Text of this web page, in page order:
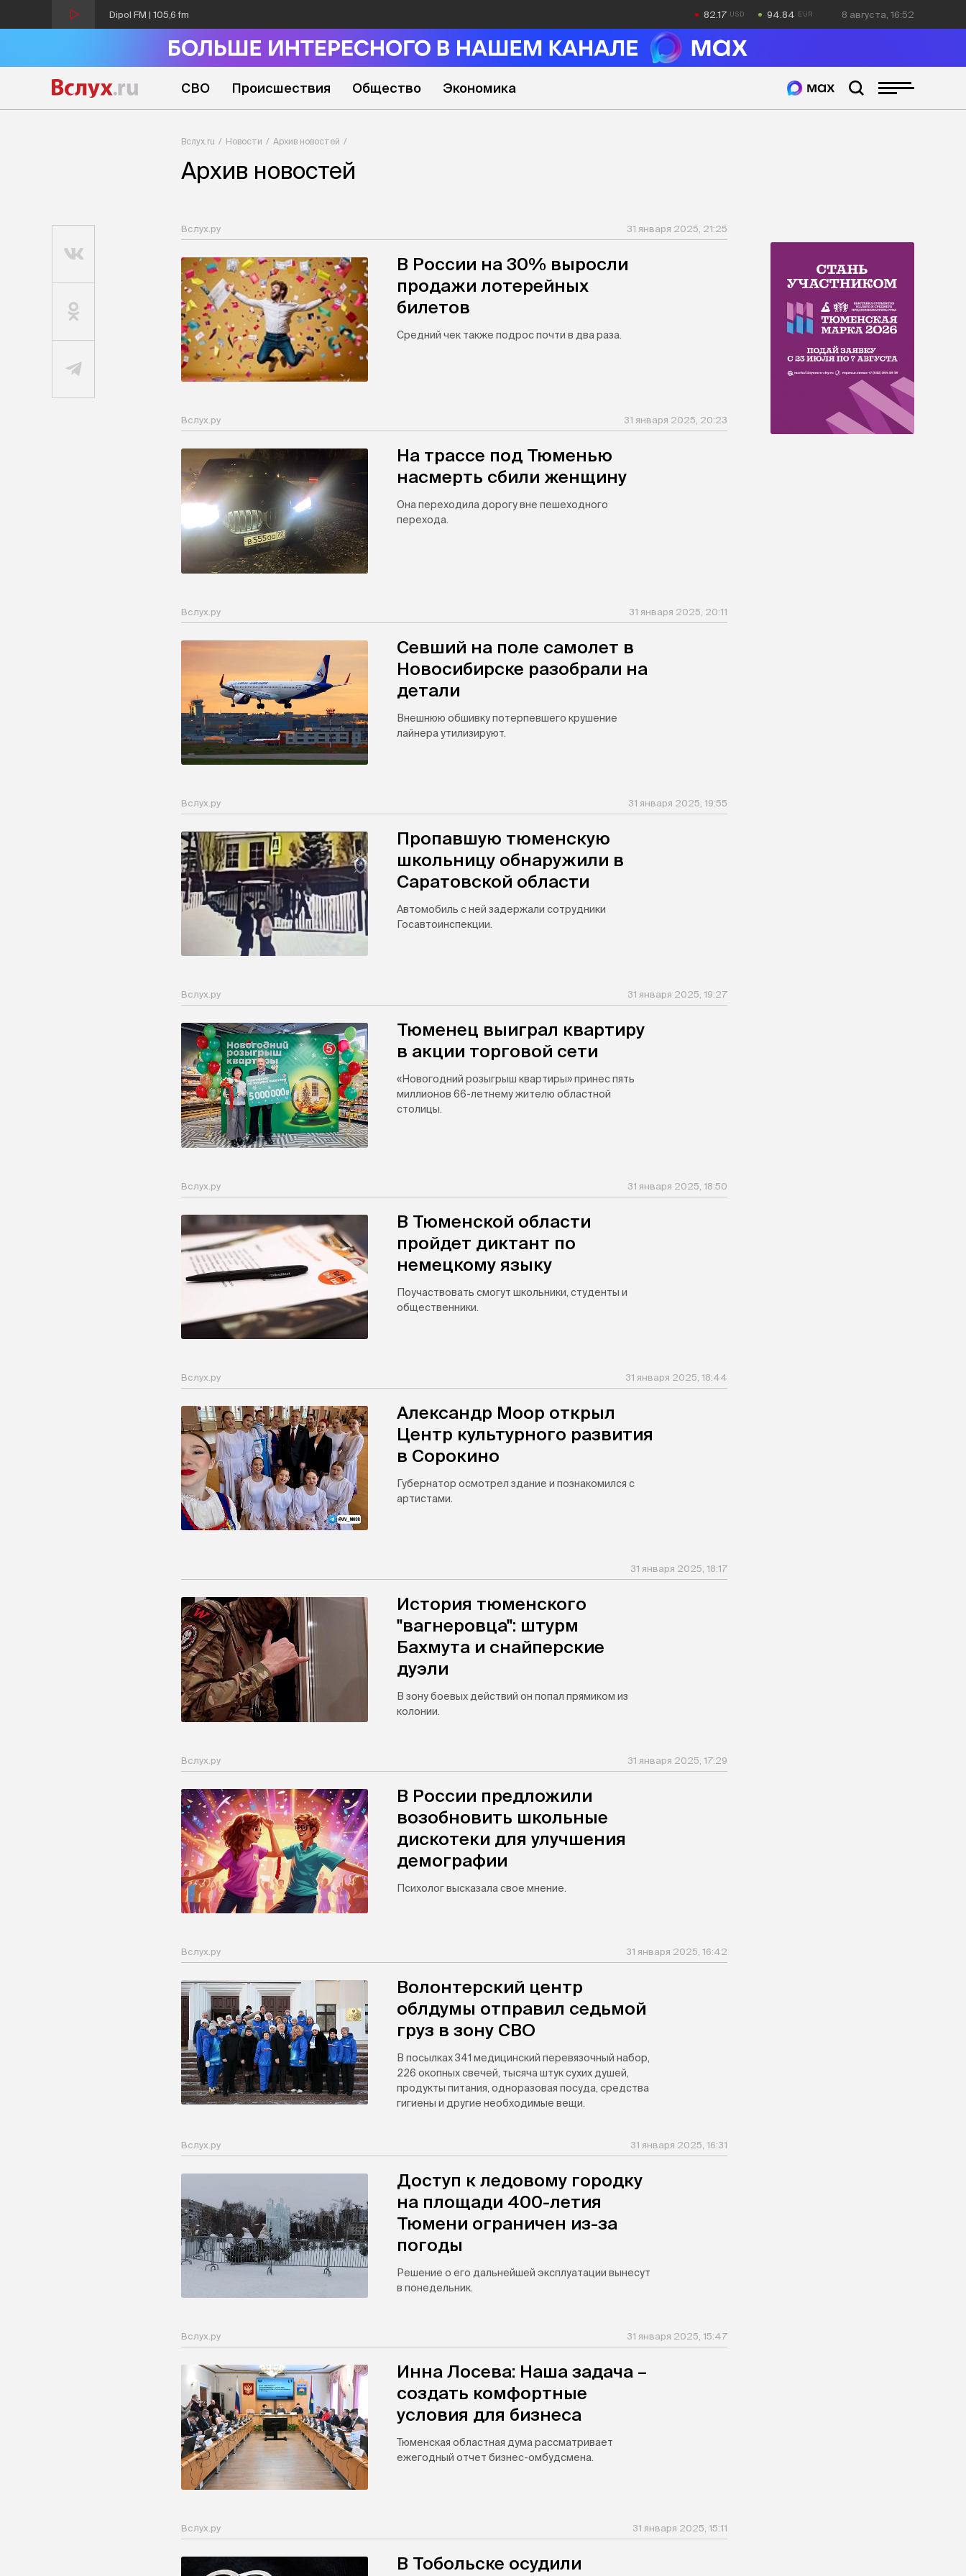
Dipol FM | 105,6 fm 82.17 94.84 8 августа, 16:52
СВО Происшествия Общество Экономика
Вслух.ru Новости Архив новостей
Архив новостей
Вслух.ру 31 января 2025, 21:25
В России на 30% выросли
продажи лотерейных
билетов
Средний чек также подрос почти в два раза.
Вслух.ру 31 января 2025, 20:23
На трассе под Тюменью
насмерть сбили женщину
Она переходила дорогу вне пешеходного
перехода.
Вслух.ру 31 января 2025, 20:11
Севший на поле самолет в
Новосибирске разобрали на
детали
Внешнюю обшивку потерпевшего крушение
лайнера утилизируют.
Вслух.ру 31 января 2025, 19:55
Пропавшую тюменскую
школьницу обнаружили в
Саратовской области
Автомобиль с ней задержали сотрудники
Госавтоинспекции.
Вслух.ру 31 января 2025, 19:27
Тюменец выиграл квартиру
в акции торговой сети
«Новогодний розыгрыш квартиры» принес пять
миллионов 66-летнему жителю областной
столицы.
Вслух.ру 31 января 2025, 18:50
В Тюменской области
пройдет диктант по
немецкому языку
Поучаствовать смогут школьники, студенты и
общественники.
Вслух.ру 31 января 2025, 18:44
Александр Моор открыл
Центр культурного развития
в Сорокино
Губернатор осмотрел здание и познакомился с
артистами.
31 января 2025, 18:17
История тюменского
"вагнеровца": штурм
Бахмута и снайперские
дуэли
В зону боевых действий он попал прямиком из
колонии.
Вслух.ру 31 января 2025, 17:29
В России предложили
возобновить школьные
дискотеки для улучшения
демографии
Психолог высказала свое мнение.
Вслух.ру 31 января 2025, 16:42
Волонтерский центр
облдумы отправил седьмой
груз в зону СВО
В посылках 341 медицинский перевязочный набор,
226 окопных свечей, тысяча штук сухих душей,
продукты питания, одноразовая посуда, средства
гигиены и другие необходимые вещи.
Вслух.ру 31 января 2025, 16:31
Доступ к ледовому городку
на площади 400-летия
Тюмени ограничен из-за
погоды
Решение о его дальнейшей эксплуатации вынесут
в понедельник.
Вслух.ру 31 января 2025, 15:47
Инна Лосева: Наша задача –
создать комфортные
условия для бизнеса
Тюменская областная дума рассматривает
ежегодный отчет бизнес-омбудсмена.
Вслух.ру 31 января 2025, 15:11
В Тобольске осудили